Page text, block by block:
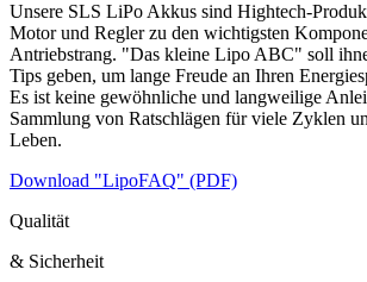
Unsere SLS LiPo Akkus sind Hightech-
Motor und Regler zu den wichtigsten
Antriebstrang. "Das kleine Lipo ABC" soll
Tips geben, um lange Freude an Ihren
Es ist keine gewöhnliche und langweilige
Sammlung von Ratschlägen für viele Zyklen
Leben.
Download "LipoFAQ" (PDF)
Qualität
& Sicherheit